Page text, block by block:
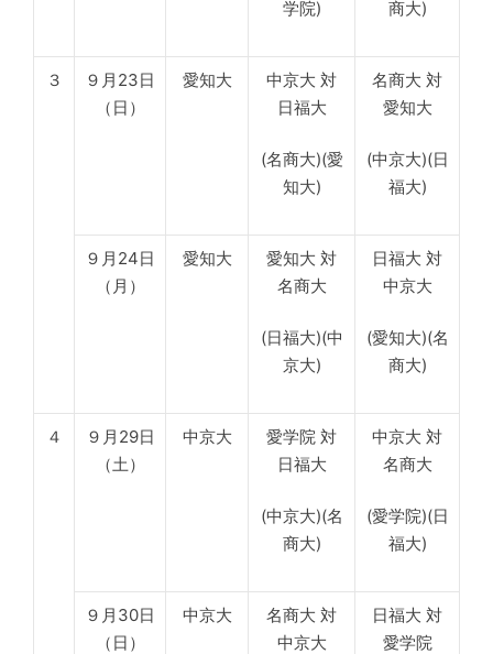
学院)
商大)
３
９月23日
（日）
愛知大
中京大 対
日福大
(名商大)(愛
知大)
名商大 対
愛知大
(中京大)(日
福大)
９月24日
（月）
愛知大
愛知大 対
名商大
(日福大)(中
京大)
日福大 対
中京大
(愛知大)(名
商大)
４
９月29日
（土）
中京大
愛学院 対
日福大
(中京大)(名
商大)
中京大 対
名商大
(愛学院)(日
福大)
９月30日
（日）
中京大
名商大 対
中京大
日福大 対
愛学院